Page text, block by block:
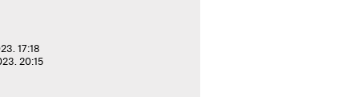
17:18
20:15